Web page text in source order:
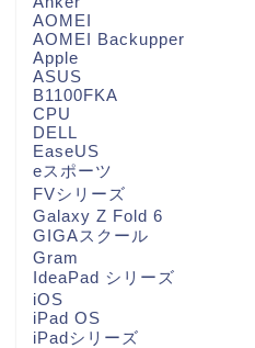
AOMEI
AOMEI Backupper
Apple
ASUS
B1100FKA
CPU
DELL
EaseUS
eスポーツ
FVシリーズ
Galaxy Z Fold 6
GIGAスクール
Gram
IdeaPad シリーズ
iOS
iPad OS
iPadシリーズ